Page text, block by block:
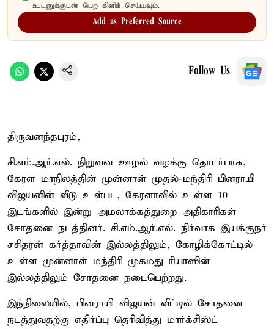
உடனுக்குடன் பெற கிளிக் செய்யவும்.
Add as Preferred Source
Follow Us
திருவனந்தபுரம்,
சி.எம்.ஆர்.எல். நிறுவன ஊழல் வழக்கு தொடர்பாக,
கேரள மாநிலத்தின் முன்னாள் முதல்-மந்திரி பினராயி
விஜயனின் வீடு உள்பட, கேரளாவில் உள்ள 10
இடங்களில் இன்று அமலாக்கத்துறை அதிகாரிகள்
சோதனை நடத்தினர். சி.எம்.ஆர்.எல். நிர்வாக இயக்குநர்
சசிதரன் கர்த்தாவின் இல்லத்திலும், கோழிக்கோட்டில்
உள்ள முன்னாள் மந்திரி முகமது ரியாஸின்
இல்லத்திலும் சோதனை நடைபெற்றது.
இந்நிலையில், பினராயி விஜயன் வீட்டில் சோதனை
நடத்துவதற்கு எதிர்ப்பு தெரிவித்து மார்க்சிஸ்ட்